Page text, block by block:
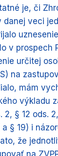
je, či
danej veci
v prospech
určitej
na
mám
výkladu
2, § 12 ods.
§ 19) i
že
na